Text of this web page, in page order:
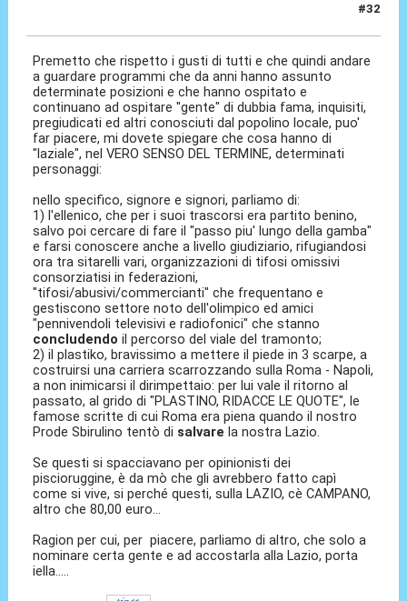
#32
Premetto che rispetto i gusti di tutti e che quindi andare
a guardare programmi che da anni hanno assunto
determinate posizioni e che hanno ospitato e
continuano ad ospitare "gente" di dubbia fama, inquisiti,
pregiudicati ed altri conosciuti dal popolino locale, puo'
far piacere, mi dovete spiegare che cosa hanno di
"laziale", nel VERO SENSO DEL TERMINE, determinati
personaggi:
nello specifico, signore e signori, parliamo di:
1) l'ellenico, che per i suoi trascorsi era partito benino,
salvo poi cercare di fare il "passo piu' lungo della gamba"
e farsi conoscere anche a livello giudiziario, rifugiandosi
ora tra sitarelli vari, organizzazioni di tifosi omissivi
consorziatisi in federazioni,
"tifosi/abusivi/commercianti" che frequentano e
gestiscono settore noto dell'olimpico ed amici
"pennivendoli televisivi e radiofonici" che stanno
concludendo il percorso del viale del tramonto;
2) il plastiko, bravissimo a mettere il piede in 3 scarpe, a
costruirsi una carriera scarrozzando sulla Roma - Napoli,
a non inimicarsi il dirimpettaio: per lui vale il ritorno al
passato, al grido di "PLASTINO, RIDACCE LE QUOTE", le
famose scritte di cui Roma era piena quando il nostro
Prode Sbirulino tentò di salvare la nostra Lazio.
Se questi si spacciavano per opinionisti dei
piscioruggine, è da mò che gli avrebbero fatto capì
come si vive, si perché questi, sulla LAZIO, cè CAMPANO,
altro che 80,00 euro...
Ragion per cui, per piacere, parliamo di altro, che solo a
nominare certa gente e ad accostarla alla Lazio, porta
iella.....